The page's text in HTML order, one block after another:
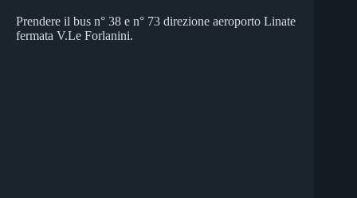
Prendere il bus n° 38 e n° 73 direzione aeroporto Linate
fermata V.Le Forlanini.